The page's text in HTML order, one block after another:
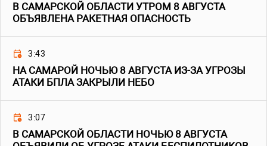
В САМАРСКОЙ ОБЛАСТИ УТРОМ 8 АВГУСТА
ОБЪЯВЛЕНА РАКЕТНАЯ ОПАСНОСТЬ
3:43
НА САМАРОЙ НОЧЬЮ 8 АВГУСТА ИЗ-ЗА УГРОЗЫ
АТАКИ БПЛА ЗАКРЫЛИ НЕБО
3:07
В САМАРСКОЙ ОБЛАСТИ НОЧЬЮ 8 АВГУСТА